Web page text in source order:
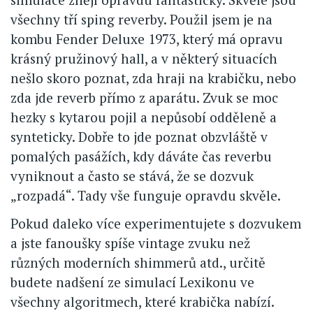
všechny tří sping reverby. Použil jsem je na
kombu Fender Deluxe 1973, který má opravu
krásný pružinový hall, a v některý situacích
nešlo skoro poznat, zda hraji na krabičku, nebo
zda jde reverb přímo z aparátu. Zvuk se moc
hezky s kytarou pojil a nepůsobí odděleně a
synteticky. Dobře to jde poznat obzvláště v
pomalých pasážích, kdy dáváte čas reverbu
vyniknout a často se stává, že se dozvuk
„rozpadá“. Tady vše funguje opravdu skvěle.
Pokud daleko více experimentujete s dozvukem
a jste fanoušky spíše vintage zvuku než
různých moderních shimmerů atd., určitě
budete nadšení ze simulací Lexikonu ve
všechny algoritmech, které krabička nabízí.